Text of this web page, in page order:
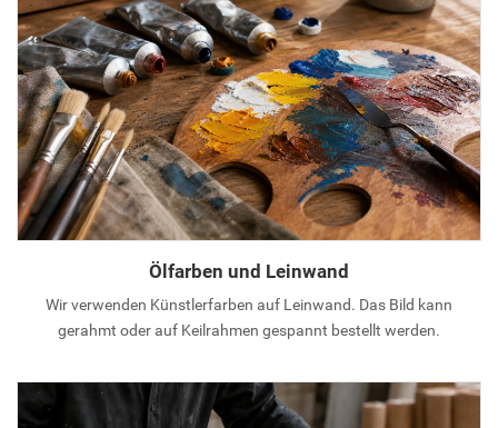
Ölfarben und Leinwand
Wir verwenden Künstlerfarben auf Leinwand. Das Bild kann
gerahmt oder auf Keilrahmen gespannt bestellt werden.